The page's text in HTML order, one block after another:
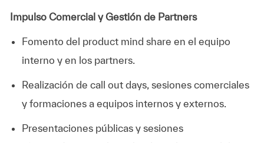
Impulso Comercial y Gestión de Partners
Fomento del product mind share en el equipo
interno y en los partners.
Realización de call out days, sesiones comerciales
y formaciones a equipos internos y externos.
Presentaciones públicas y sesiones